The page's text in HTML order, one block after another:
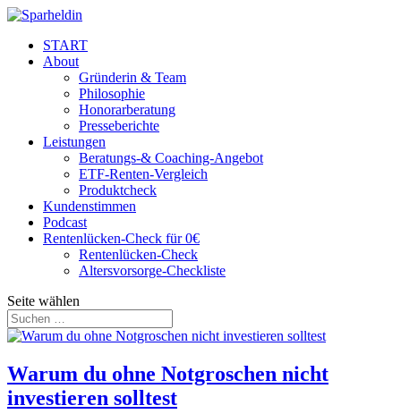
START
About
Gründerin & Team
Philosophie
Honorarberatung
Presseberichte
Leistungen
Beratungs-& Coaching-Angebot
ETF-Renten-Vergleich
Produktcheck
Kundenstimmen
Podcast
Rentenlücken-Check für 0€
Rentenlücken-Check
Altersvorsorge-Checkliste
Seite wählen
Warum du ohne Notgroschen nicht
investieren solltest